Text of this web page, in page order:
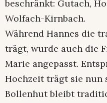
beschränkt: Gutach,
Wolfach-Kirnbach.
Während Hannes die
trägt, wurde auch die
Marie angepasst.
Hochzeit trägt sie nun
Bollenhut bleibt